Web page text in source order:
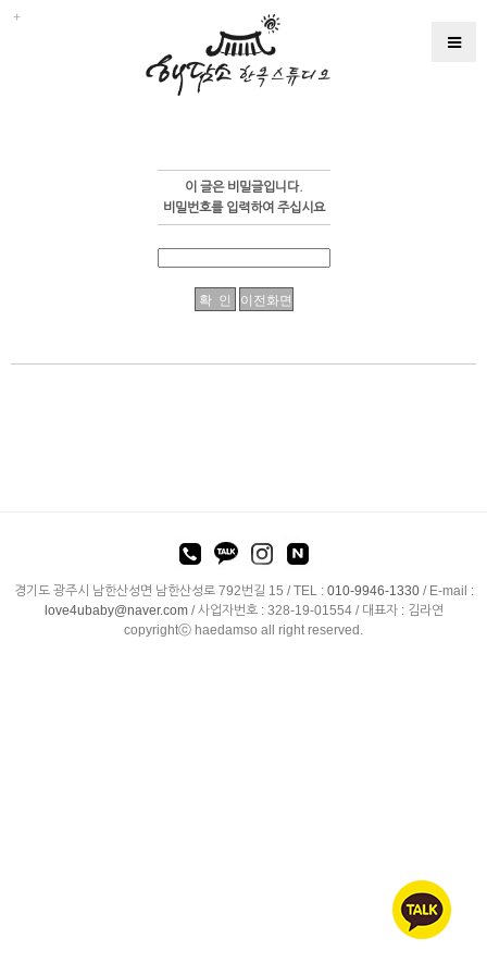
이 글은 비밀글입니다.
비밀번호를 입력하여 주십시요
경기도 광주시 남한산성면 남한산성로 792번길 15 /TEL : 010-9946-1330/ E-mail :
love4ubaby@naver.com/ 사업자번호 : 328-19-01554 / 대표자 : 김라연
copyrightⓒ haedamso all right reserved.